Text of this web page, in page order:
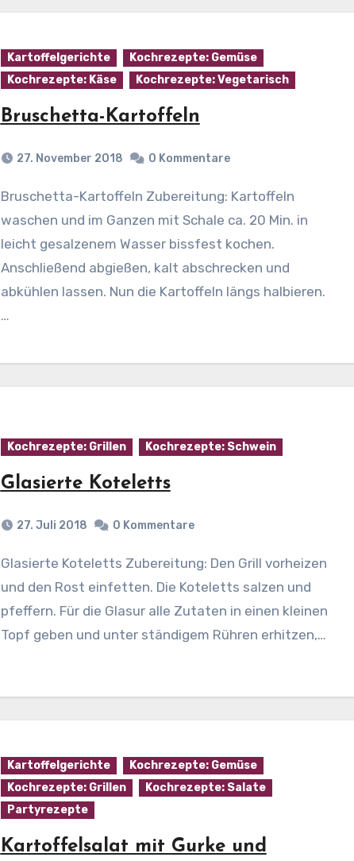
Kartoffelgerichte
Kochrezepte: Gemüse
Kochrezepte: Käse
Kochrezepte: Vegetarisch
Bruschetta-Kartoffeln
27. November 2018 0 Kommentare
Bruschetta-Kartoffeln Zubereitung: Kartoffeln
waschen und im Ganzen mit Schale ca. 20 Min. in
leicht gesalzenem Wasser bissfest kochen.
Anschließend abgießen, kalt abschrecken und
abkühlen lassen. Nun die Kartoffeln längs halbieren.
…
Kochrezepte: Grillen Kochrezepte: Schwein
Glasierte Koteletts
27. Juli 2018 0 Kommentare
Glasierte Koteletts Zubereitung: Den Grill vorheizen
und den Rost einfetten. Die Koteletts salzen und
pfeffern. Für die Glasur alle Zutaten in einen kleinen
Topf geben und unter ständigem Rühren erhitzen,…
Kartoffelgerichte
Kochrezepte: Gemüse
Kochrezepte: Grillen
Kochrezepte: Salate
Partyrezepte
Kartoffelsalat mit Gurke und